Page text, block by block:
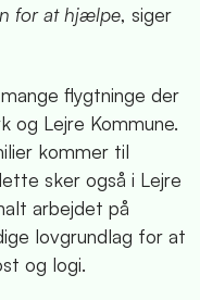
for at hjælpe, siger
flygtninge der
og Lejre Kommune.
kommer til
sker også i Lejre
arbejdet på
lovgrundlag for at
og logi.